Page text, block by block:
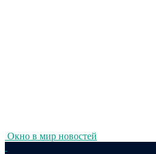
Окно в мир новостей